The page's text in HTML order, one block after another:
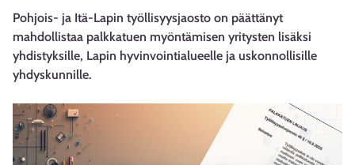
Pohjois- ja Itä-Lapin työllisyysjaosto on päättänyt
mahdollistaa palkkatuen myöntämisen yritysten lisäksi
yhdistyksille, Lapin hyvinvointialueelle ja uskonnollisille
yhdyskunnille.